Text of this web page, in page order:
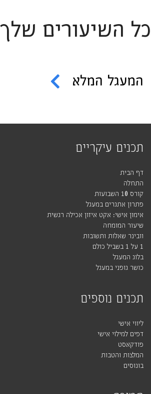
כל השיעורים שלך
המעגל המלא
תכנים עיקריים
דף הבית
התחלה
קורס 10 השבועות
פתרון אתגרים במעגל
אימון אישי: אקט איזון אכילה רגשית
שיעור המומחה
וובינר שאלות ותשובות
1 על 1 בשביל כולם
בלוג המעגל
כושר גופני במעגל
תכנים נוספים
ליווי אישי
דפים למילוי אישי
פודקאסט
המלצות והטבות
בונוסים